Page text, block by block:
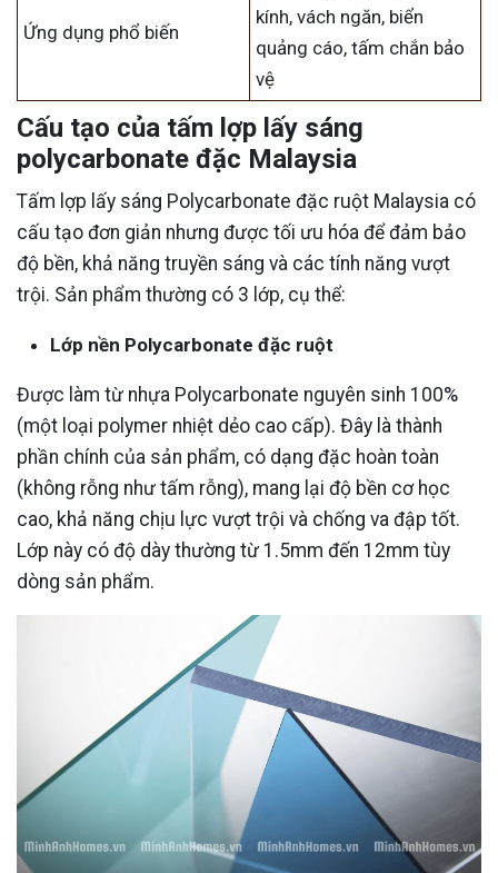
Ứng dụng phổ biến
kính, vách ngăn, biển
quảng cáo, tấm chắn bảo
vệ
Cấu tạo của tấm lợp lấy sáng
polycarbonate đặc Malaysia
Tấm lợp lấy sáng Polycarbonate đặc ruột Malaysia có
cấu tạo đơn giản nhưng được tối ưu hóa để đảm bảo
độ bền, khả năng truyền sáng và các tính năng vượt
trội. Sản phẩm thường có 3 lớp, cụ thể:
Lớp nền Polycarbonate đặc ruột
Được làm từ nhựa Polycarbonate nguyên sinh 100%
(một loại polymer nhiệt dẻo cao cấp). Đây là thành
phần chính của sản phẩm, có dạng đặc hoàn toàn
(không rỗng như tấm rỗng), mang lại độ bền cơ học
cao, khả năng chịu lực vượt trội và chống va đập tốt.
Lớp này có độ dày thường từ 1.5mm đến 12mm tùy
dòng sản phẩm.